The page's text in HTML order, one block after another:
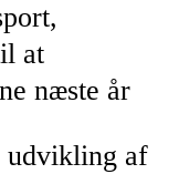
at
næste år
udvikling af